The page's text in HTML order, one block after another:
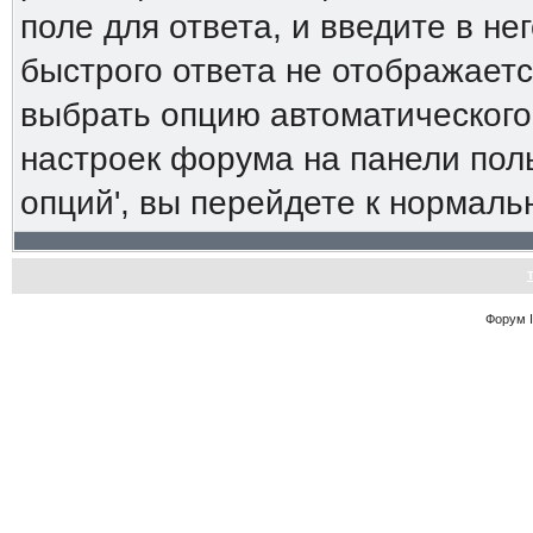
поле для ответа, и введите в
быстрого ответа не
выбрать опцию
настроек форума на панели
опций', вы перейдете к
Форум